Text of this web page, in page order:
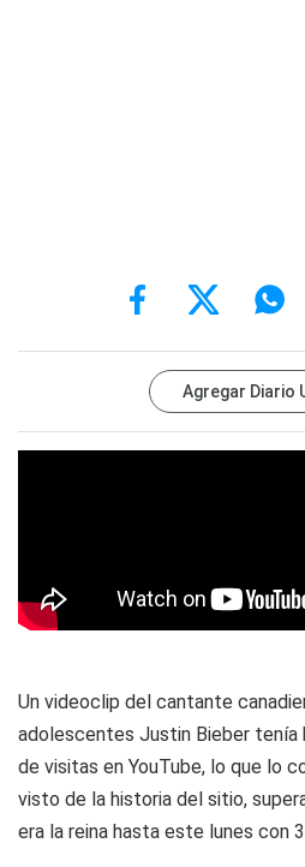
Agregar Diario
Un videoclip del cantante
adolescentes Justin Bieber tenía
de visitas en YouTube, lo que lo
visto de la historia del sitio,
era la reina hasta este lunes con